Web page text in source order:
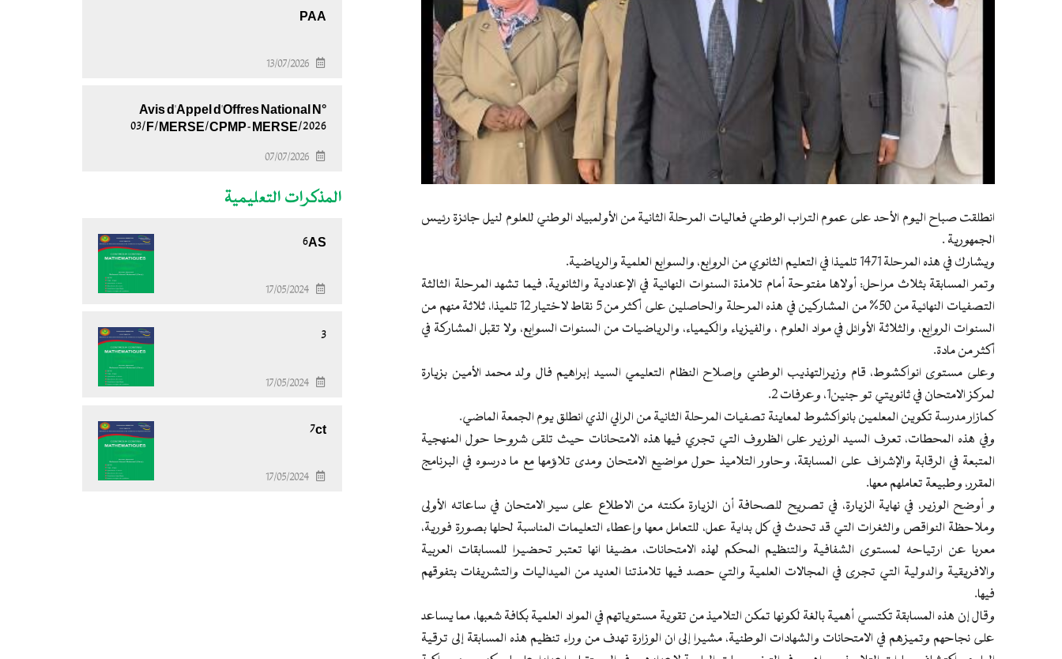
PAA
13/07/2026
Avis d'Appel d'Offres National N°
03/F/MERSE/CPMP-MERSE/2026
07/07/2026
المذكرات التعليمية
6AS
17/05/2024
3
17/05/2024
7ct
17/05/2024
انطلقت صباح اليوم الأحد على عموم التراب الوطني فعاليات المرحلة الثانية من الأولمبياد الوطني للعلوم لنيل جائزة رئيس
الجمهورية .
ويشارك في هذه المرحلة 1471 تلميذا في التعليم الثانوي من الروابع، والسوابع العلمية والرياضية.
وتمر المسابقة بثلاث مراحل: أولاها مفتوحة أمام تلامذة السنوات النهائية في الإعدادية والثانوية، فيما تشهد المرحلة الثالثة
التصفيات النهائية من 50% من المشاركين في هذه المرحلة والحاصلين على أكثر من 5 نقاط لاختيار 12 تلميذا، ثلاثة منهم من
السنوات الروابع، والثلاثة الأوائل في مواد العلوم ، والفيزياء والكيمياء، والرياضيات من السنوات السوابع، ولا تقبل المشاركة في
أكثر من مادة.
وعلى مستوى انواكشوط، قام وزيرالتهذيب الوطني وإصلاح النظام التعليمي السيد إبراهيم فال ولد محمد الأمين بزيارة
لمركز الامتحان في ثانويتي تو جنين1، وعرفات 2.
كمازار مدرسة تكوين المعلمين بانواكشوط لمعاينة تصفيات المرحلة الثانية من الرالي الذي انطلق يوم الجمعة الماضي.
وفي هذه المحطات، تعرف السيد الوزير على الظروف التي تجري فيها هذه الامتحانات حيث تلقى شروحا حول المنهجية
المتبعة في الرقابة والإشراف على المسابقة، وحاور التلاميذ حول مواضيع الامتحان ومدى تلاؤمها مع ما درسوه في البرنامج
المقرر، وطبيعة تعاملهم معها.
و أوضح الوزير، في نهاية الزيارة، في تصريح للصحافة أن الزيارة مكنته من الاطلاع على سير الامتحان في ساعاته الأولى
وملاحظة النواقص والثغرات التي قد تحدث في كل بداية عمل، للتعامل معها وإعطاء التعليمات المناسبة لحلها بصورة فورية،
معربا عن ارتياحه لمستوى الشفافية والتنظيم المحكم لهذه الامتحانات، مضيفا انها تعتبر تحضيرا للمسابقات العربية
والافريقية والدولية التي تجرى في المجالات العلمية والتي حصد فيها تلامذتنا العديد من الميداليات والتشريفات بتفوقهم
فيها.
وقال إن هذه المسابقة تكتسي أهمية بالغة لكونها تمكن التلاميذ من تقوية مستوياتهم في المواد العلمية بكافة شعبها، مما يساعد
على نجاحهم وتميزهم في الامتحانات والشهادات الوطنية، مشيرا إلى ان الوزارة تهدف من وراء تنظيم هذه المسابقة إلى ترقية